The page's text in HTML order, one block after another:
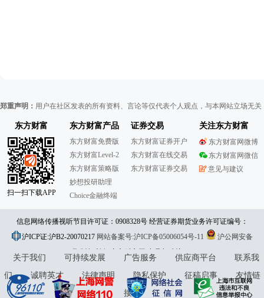
郑重声明： 用户在社区发表的所有资料、言论等仅代表个人观点，与本网站立场无
东方财富
扫一扫下载APP
东方财富产品
东方财富免费版
东方财富Level-2
东方财富策略版
妙想投研助理
Choice金融终端
证券交易
东方财富证券开户
东方财富在线交易
东方财富证券交易
关注东方财富
东方财富网微博
东方财富网微信
意见与建议
信息网络传播视听节目许可证：0908328号 经营证券期货业务许可证编号：
913101046312860336 违法和不良信息举报:021-61278686 举报邮箱：
jubao@eastmoney.com
沪ICP证:沪B2-20070217 网站备案号:沪ICP备05006054号-11
沪公网安备
31010402000120号版权所有:东方财富网意见与建议:4000300059/952500
关于我们 可持续发展 广告服务 供应商平台
联系我
们
诚聘英才 法律声明 隐私保护 征稿启事
友情链
接